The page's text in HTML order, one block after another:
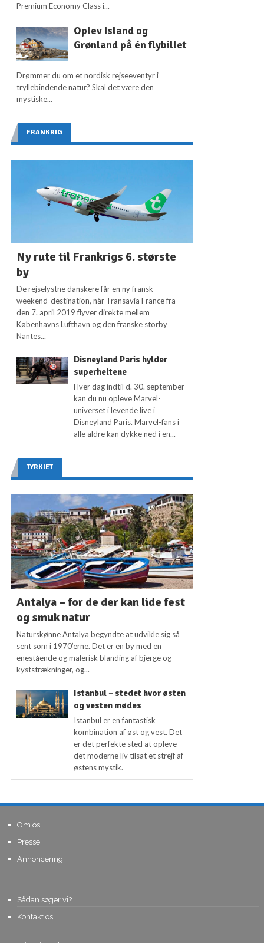
Premium Economy Class i...
Oplev Island og
Grønland på én flybillet
Drømmer du om et nordisk rejseeventyr i
tryllebindende natur? Skal det være den
mystiske...
FRANKRIG
Ny rute til Frankrigs 6. største
by
De rejselystne danskere får en ny fransk
weekend-destination, når Transavia France fra
den 7. april 2019 flyver direkte mellem
Københavns Lufthavn og den franske storby
Nantes...
Disneyland Paris hylder
superheltene
Hver dag indtil d. 30. september
kan du nu opleve Marvel-
universet i levende live i
Disneyland Paris. Marvel-fans i
alle aldre kan dykke ned i en...
TYRKIET
Antalya – for de der kan lide fest
og smuk natur
Naturskønne Antalya begyndte at udvikle sig så
sent som i 1970’erne. Det er en by med en
enestående og malerisk blanding af bjerge og
kyststrækninger, og...
Istanbul – stedet hvor østen
og vesten mødes
Istanbul er en fantastisk
kombination af øst og vest. Det
er det perfekte sted at opleve
det moderne liv tilsat et strejf af
østens mystik.
Om os
Presse
Annoncering
Sådan søger vi?
Kontakt os